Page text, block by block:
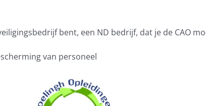
bent, een ND bedrijf, dat je de CAO
van personeel